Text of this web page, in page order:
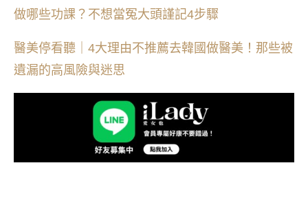
做哪些功課？不想當冤大頭謹記4步驟
醫美停看聽｜4大理由不推薦去韓國做醫美！那些被
遺漏的高風險與迷思